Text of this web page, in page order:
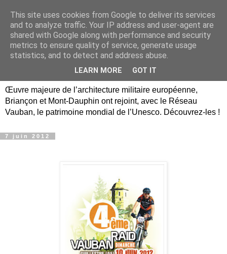
Briançon, Mont-Dauphin,
Vauban Unesco Hautes-
Œuvre majeure de l’architecture militaire européenne,
Briançon et Mont-Dauphin ont rejoint, avec le Réseau
Vauban, le patrimoine mondial de l’Unesco. Découvrez-les !
7 juin 2012
This site uses cookies from Google to deliver its services
and to analyze traffic. Your IP address and user-agent are
shared with Google along with performance and security
metrics to ensure quality of service, generate usage
statistics, and to detect and address abuse.
LEARN MORE GOT IT